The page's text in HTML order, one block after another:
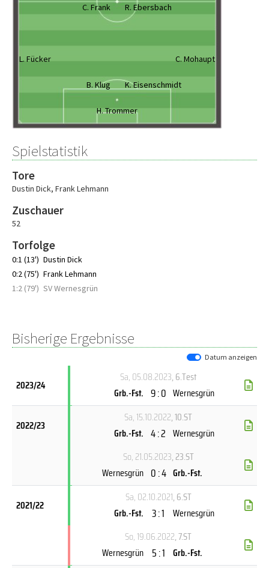
C. Frank R. Ebersbach
L. Fücker C. Mohaupt
B. Klug K. Eisenschmidt
H. Trommer
Spielstatistik
Tore
Dustin Dick, Frank Lehmann
Zuschauer
52
Torfolge
0:1 (13') Dustin Dick
0:2 (75') Frank Lehmann
1:2 (79') SV Wernesgrün
Bisherige Ergebnisse
Datum anzeigen
2023/24
Sa, 05.08.2023, 6.Test
Grb.-Fst. 9 : 0 Wernesgrün
2022/23
Sa, 15.10.2022, 10.ST
Grb.-Fst. 4 : 2 Wernesgrün
So, 21.05.2023, 23.ST
Wernesgrün 0 : 4 Grb.-Fst.
2021/22
Sa, 02.10.2021, 6.ST
Grb.-Fst. 3 : 1 Wernesgrün
So, 19.06.2022, 7.ST
Wernesgrün 5 : 1 Grb.-Fst.